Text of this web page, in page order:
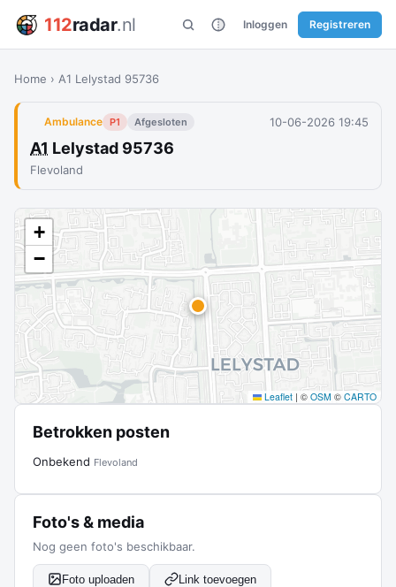
112radar.nl Inloggen Registreren
Home › A1 Lelystad 95736
Ambulance P1 Afgesloten 10-06-2026 19:45
A1 Lelystad 95736
Flevoland
+
−
Leaflet | © OSM © CARTO
Betrokken posten
Onbekend Flevoland
Foto's & media
Nog geen foto's beschikbaar.
Foto uploaden Link toevoegen